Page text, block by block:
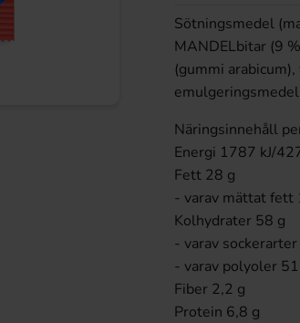
Sötningsmedel
MANDELbitar (9
(gummi
Näringsinnehåll
Energi 1787 kJ/
Fett 28 g
- varav mättat fett
Kolhydrater 58 g
- varav
- varav polyoler
Fiber 2,2 g
Protein 6,8 g